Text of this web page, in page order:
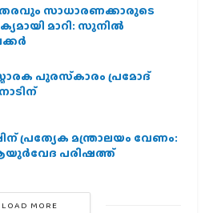
സാധാരണക്കാരുടെ
മാറി: സുനിൽ
പുരസ്‌കാരം പ്രമോദ്
പ്രത്യേക മന്ത്രാലയം വേണം:
പരിഷത്ത്
LOAD MORE